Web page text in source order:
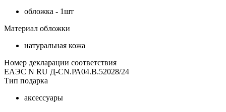
обложка - 1шт
Материал обложки
натуральная кожа
Номер декларации соответствия
ЕАЭС N RU Д-CN.РА04.В.52028/24
Тип подарка
аксессуары